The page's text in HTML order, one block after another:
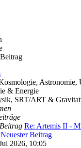
Astronomie,
& Energie
SRT/ART &
Re: Artemis II -
Neuester Beitrag
2026, 10:05